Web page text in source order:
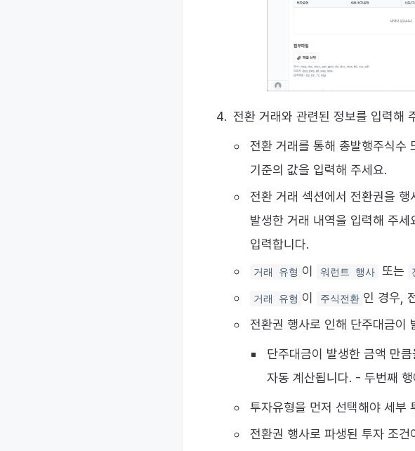
전환 거래와 관련된 정보를 입력해
전환 거래를 통해 총발행주식수
기준의 값을 입력해 주세요.
전환 거래 섹션에서 전환권을
발생한 거래 내역을 입력해 주
입력합니다.
거래 유형 이 워런트 행사 또는
거래 유형 이 주식전환 인 경우,
전환권 행사로 인해 단주대금이
단주대금이 발생한 금액 만
자동 계산됩니다. - 두번째
투자유형을 먼저 선택해야 세부
전환권 행사로 파생된 투자 조건